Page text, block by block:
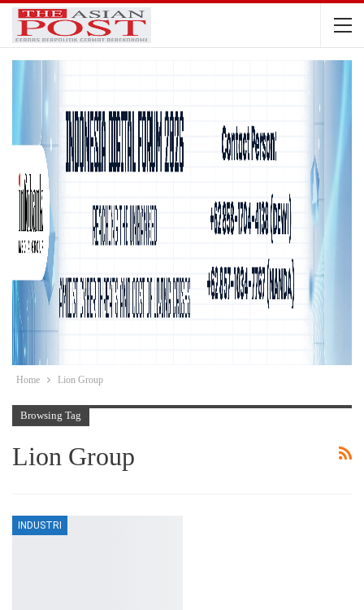
Home Lion Group
Browsing Tag
Lion Group
INDUSTRI